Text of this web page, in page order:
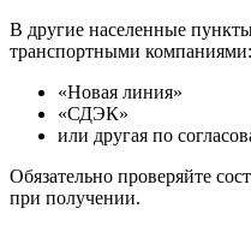
В другие населенные
транспортными компаниями:
«Новая линия»
«СДЭК»
или другая по
Обязательно проверяйте
при получении.